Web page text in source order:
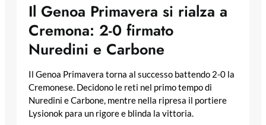
Il Genoa Primavera si rialza a
Cremona: 2-0 firmato
Nuredini e Carbone
Il Genoa Primavera torna al successo battendo 2-0 la
Cremonese. Decidono le reti nel primo tempo di
Nuredini e Carbone, mentre nella ripresa il portiere
Lysionok para un rigore e blinda la vittoria.